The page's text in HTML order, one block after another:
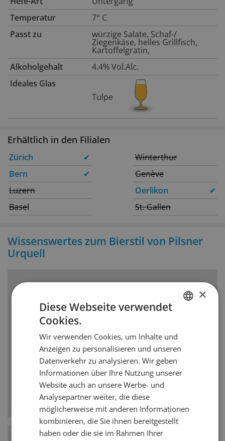
Temperatur
7° C
Passt zu
würzige Salate, Schaf-/
Ziegenkäse, helles Grillfisch,
Kartoffelgratin,
Alkoholgehalt
4.4% Vol.Alc.
Ideales Glas
Tulpe
Erhältlich in den Filialen
Zürich
✔
Bern
✔
Luzern
Basel
Winterthur
Genève
Oerlikon
✔
St. Gallen
Wissenswertes zum Bierstil von Pilsner
Urquell
Böhmisches Pilsner
Das eigentliche Pilsner stammt aus der
tschechischen Stadt Pilsen, wobei das bekannte
Pilsner Urquell das Ur-Pilsner darstellt. Dieses ist
farblich deutlich dunkler als der deutsche Pilsner
Stil, ebenso ist es weniger trocken und bitter. Der
tschechische Stil weist sogar florale Noten auf
und hat eine leichte Caramel-Süsse.
Hefe-Art Untergärig
FRENCH
×
Diese Webseite verwendet
Cookies.
Wir verwenden Cookies, um Inhalte und
Anzeigen zu personalisieren und unseren
Datenverkehr zu analysieren. Wir geben
Informationen über Ihre Nutzung unserer
Website auch an unsere Werbe- und
Analysepartner weiter, die diese
möglicherweise mit anderen Informationen
kombinieren, die Sie ihnen bereitgestellt
haben oder die sie im Rahmen Ihrer